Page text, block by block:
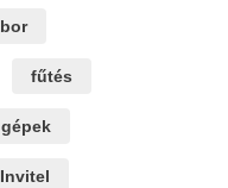
bor
fűtés
gépek
Invitel